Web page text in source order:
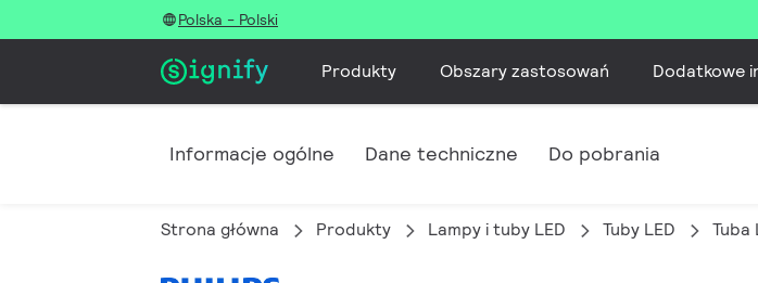
Polska - Polski
Produkty Obszary zastosowań Dodatkowe
Informacje ogólne Dane techniczne Do pobrania
Strona główna Produkty Lampy i tuby LED Tuby LED Tuba